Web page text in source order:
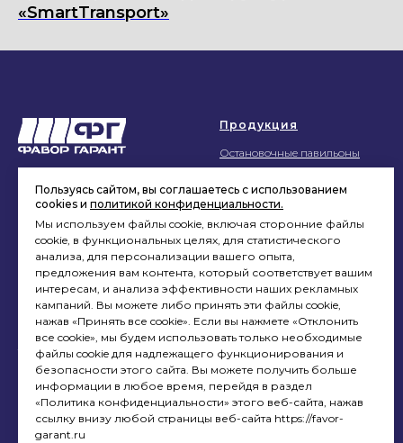
Пользуясь сайтом, вы соглашаетесь с использованием
cookies и политикой конфиденциальности.
Мы используем файлы cookie, включая сторонние файлы
cookie, в функциональных целях, для статистического
анализа, для персонализации вашего опыта,
предложения вам контента, который соответствует вашим
интересам, и анализа эффективности наших рекламных
кампаний. Вы можете либо принять эти файлы cookie,
нажав «Принять все cookie». Если вы нажмете «Отклонить
все cookie», мы будем использовать только необходимые
файлы cookie для надлежащего функционирования и
безопасности этого сайта. Вы можете получить больше
информации в любое время, перейдя в раздел
«Политика конфиденциальности» этого веб-сайта, нажав
ссылку внизу любой страницы веб-сайта https://favor-
garant.ru
«SmartTransport»
© 2026 «ФАВОР-ГАРАНТ»
Политика
конфиденциальности
Все права защищены.
Дизайны, конструкции,
товарные знаки и
фотоматериалы
представленные на сайте
являются интеллектуальной
собственностью ООО
«ФАВОР – ГАРАНТ»,
Продукция
Остановочные павильоны
Рекламные тумбы
Лайтпостеры
Триборд
Тривижн®
Скроллер
Навигация
МАФ
ФГ_Стрельба